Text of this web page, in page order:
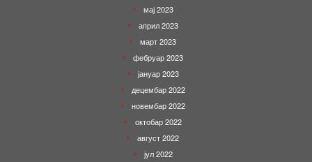
мај 2023
април 2023
март 2023
фебруар 2023
јануар 2023
децембар 2022
новембар 2022
октобар 2022
август 2022
јул 2022